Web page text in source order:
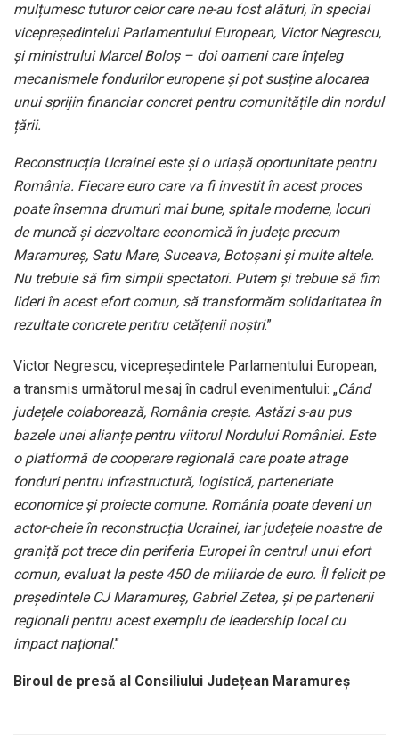
mulțumesc tuturor celor care ne-au fost alături, în special
vicepreședintelui Parlamentului European, Victor Negrescu,
și ministrului Marcel Boloș – doi oameni care înțeleg
mecanismele fondurilor europene și pot susține alocarea
unui sprijin financiar concret pentru comunitățile din nordul
țării.
Reconstrucția Ucrainei este și o uriașă oportunitate pentru
România. Fiecare euro care va fi investit în acest proces
poate însemna drumuri mai bune, spitale moderne, locuri
de muncă și dezvoltare economică în județe precum
Maramureș, Satu Mare, Suceava, Botoșani și multe altele.
Nu trebuie să fim simpli spectatori. Putem și trebuie să fim
lideri în acest efort comun, să transformăm solidaritatea în
rezultate concrete pentru cetățenii noștri.”
Victor Negrescu, vicepreședintele Parlamentului European,
a transmis următorul mesaj în cadrul evenimentului: „Când
județele colaborează, România crește. Astăzi s-au pus
bazele unei alianțe pentru viitorul Nordului României. Este
o platformă de cooperare regională care poate atrage
fonduri pentru infrastructură, logistică, parteneriate
economice și proiecte comune. România poate deveni un
actor-cheie în reconstrucția Ucrainei, iar județele noastre de
graniță pot trece din periferia Europei în centrul unui efort
comun, evaluat la peste 450 de miliarde de euro. Îl felicit pe
președintele CJ Maramureș, Gabriel Zetea, și pe partenerii
regionali pentru acest exemplu de leadership local cu
impact național.”
Biroul de presă al Consiliului Județean Maramureș